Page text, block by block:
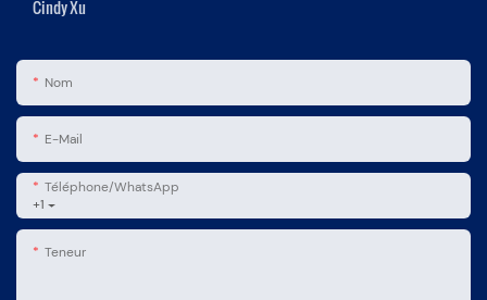
Cindy Xu
Nom
E-Mail
+1
Téléphone/WhatsApp
Teneur